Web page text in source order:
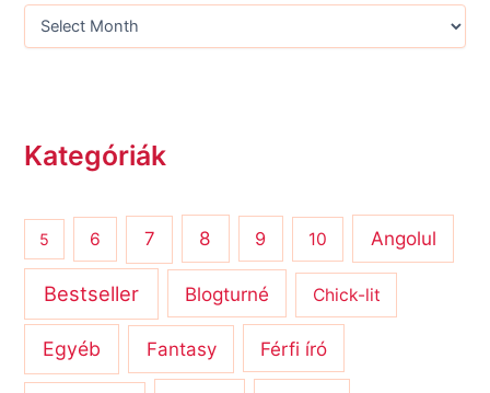
Kategóriák
5 6 7 8 9 10 Angolul
Bestseller Blogturné Chick-lit
Egyéb Fantasy Férfi író